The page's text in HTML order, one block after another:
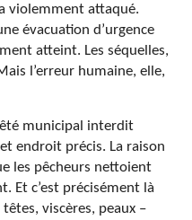
violemment attaqué.
évacuation d’urgence
atteint. Les séquelles,
l’erreur humaine, elle,
municipal interdit
endroit précis. La raison
les pêcheurs nettoient
Et c’est précisément là
viscères, peaux –